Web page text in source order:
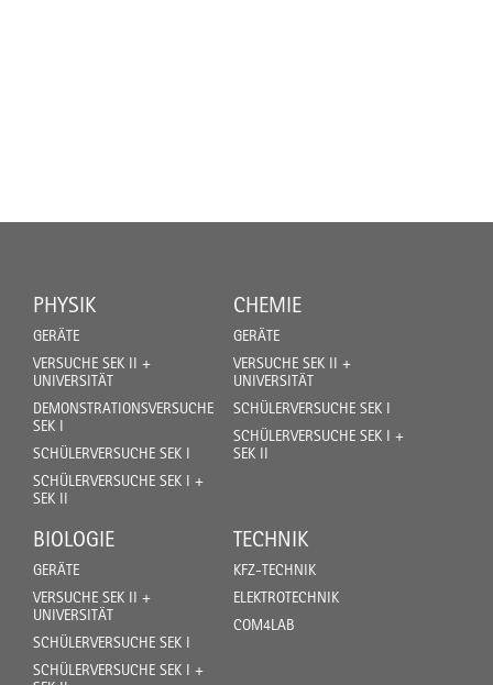
PHYSIK
GERÄTE
VERSUCHE SEK II +
UNIVERSITÄT
DEMONSTRATIONSVERSUCHE
SEK I
SCHÜLERVERSUCHE SEK I
SCHÜLERVERSUCHE SEK I +
SEK II
CHEMIE
GERÄTE
VERSUCHE SEK II +
UNIVERSITÄT
SCHÜLERVERSUCHE SEK I
SCHÜLERVERSUCHE SEK I +
SEK II
BIOLOGIE
GERÄTE
VERSUCHE SEK II +
UNIVERSITÄT
SCHÜLERVERSUCHE SEK I
SCHÜLERVERSUCHE SEK I +
TECHNIK
KFZ-TECHNIK
ELEKTROTECHNIK
COM4LAB